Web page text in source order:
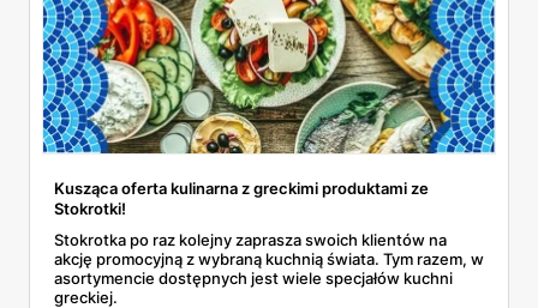
Kusząca oferta kulinarna z greckimi produktami ze
Stokrotki!
Stokrotka po raz kolejny zaprasza swoich klientów na
akcję promocyjną z wybraną kuchnią świata. Tym razem, w
asortymencie dostępnych jest wiele specjałów kuchni
greckiej.